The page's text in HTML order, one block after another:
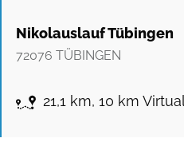
Nikolauslauf Tübingen
72076 TÜBINGEN
21,1 km, 10 km